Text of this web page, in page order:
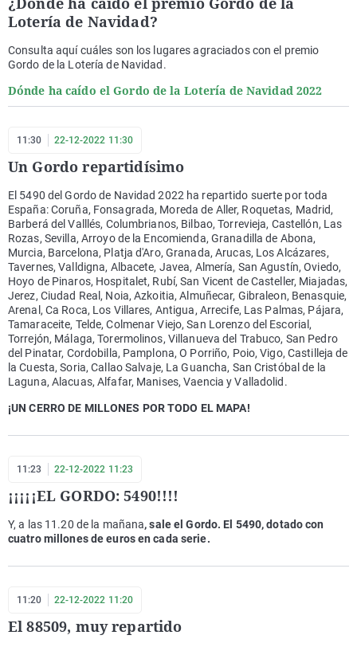
Lotería de Navidad?
Consulta aquí cuáles son los lugares agraciados con el premio
Gordo de la Lotería de Navidad.
Dónde ha caído el Gordo de la Lotería de Navidad 2022
11:30 22-12-2022 11:30
Un Gordo repartidísimo
El 5490 del Gordo de Navidad 2022 ha repartido suerte por toda
España: Coruña, Fonsagrada, Moreda de Aller, Roquetas, Madrid,
Barberá del Valllés, Columbrianos, Bilbao, Torrevieja, Castellón, Las
Rozas, Sevilla, Arroyo de la Encomienda, Granadilla de Abona,
Murcia, Barcelona, Platja d'Aro, Granada, Arucas, Los Alcázares,
Tavernes, Valldigna, Albacete, Javea, Almería, San Agustín, Oviedo,
Hoyo de Pinaros, Hospitalet, Rubí, San Vicent de Casteller, Miajadas,
Jerez, Ciudad Real, Noia, Azkoitia, Almuñecar, Gibraleon, Benasquie,
Arenal, Ca Roca, Los Villares, Antigua, Arrecife, Las Palmas, Pájara,
Tamaraceite, Telde, Colmenar Viejo, San Lorenzo del Escorial,
Torrejón, Málaga, Torermolinos, Villanueva del Trabuco, San Pedro
del Pinatar, Cordobilla, Pamplona, O Porriño, Poio, Vigo, Castilleja de
la Cuesta, Soria, Callao Salvaje, La Guancha, San Cristóbal de la
Laguna, Alacuas, Alfafar, Manises, Vaencia y Valladolid.
¡UN CERRO DE MILLONES POR TODO EL MAPA!
11:23 22-12-2022 11:23
¡¡¡¡¡EL GORDO: 5490!!!!
Y, a las 11.20 de la mañana, sale el Gordo. El 5490, dotado con
cuatro millones de euros en cada serie.
11:20 22-12-2022 11:20
El 88509, muy repartido